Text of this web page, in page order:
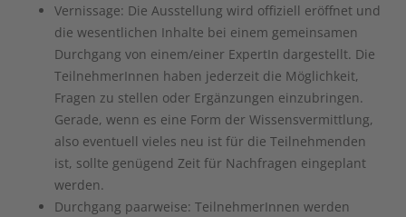
Vernissage: Die Ausstellung wird offiziell eröffnet und
die wesentlichen Inhalte bei einem gemeinsamen
Durchgang von einem/einer ExpertIn dargestellt. Die
TeilnehmerInnen haben jederzeit die Möglichkeit,
Fragen zu stellen oder Ergänzungen einzubringen.
Gerade, wenn es eine Form der Wissensvermittlung,
also eventuell vieles neu ist für die Teilnehmenden
ist, sollte genügend Zeit für Nachfragen eingeplant
werden.
Durchgang paarweise: TeilnehmerInnen werden